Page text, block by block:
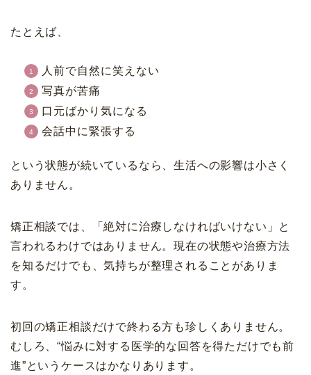
たとえば、
人前で自然に笑えない
写真が苦痛
口元ばかり気になる
会話中に緊張する
という状態が続いているなら、生活への影響は小さく
ありません。
矯正相談では、「絶対に治療しなければいけない」と
言われるわけではありません。現在の状態や治療方法
を知るだけでも、気持ちが整理されることがありま
す。
初回の矯正相談だけで終わる方も珍しくありません。
むしろ、“悩みに対する医学的な回答を得ただけでも前
進”というケースはかなりあります。